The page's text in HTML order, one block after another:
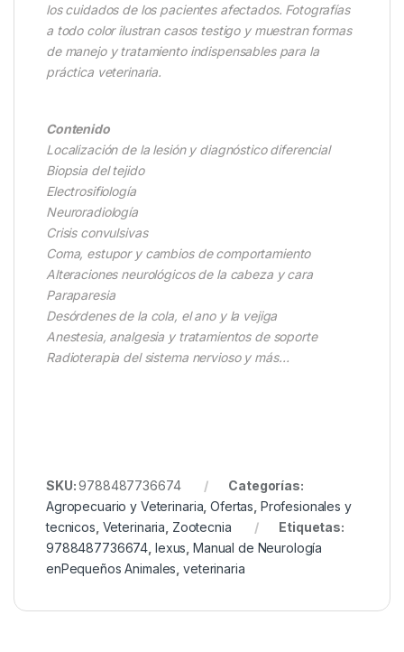
los cuidados de los pacientes afectados. Fotografías
a todo color ilustran casos testigo y muestran formas
de manejo y tratamiento indispensables para la
práctica veterinaria.
Contenido
Localización de la lesión y diagnóstico diferencial
Biopsia del tejido
Electrosifiología
Neuroradiología
Crisis convulsivas
Coma, estupor y cambios de comportamiento
Alteraciones neurológicos de la cabeza y cara
Paraparesia
Desórdenes de la cola, el ano y la vejiga
Anestesia, analgesia y tratamientos de soporte
Radioterapia del sistema nervioso y más…
SKU:9788487736674
Categorías:
Agropecuario y Veterinaria,Ofertas, Profesionales y
tecnicos, Veterinaria, Zootecnia
Etiquetas:
9788487736674, lexus, Manual de Neurología
enPequeños Animales,veterinaria